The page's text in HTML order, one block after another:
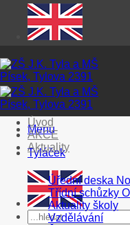
Menu
Tyláček
Úvod
AKCE
Aktuality
Úřední deska
Třídní schůzky
Aktuality školy
Vzdělávání